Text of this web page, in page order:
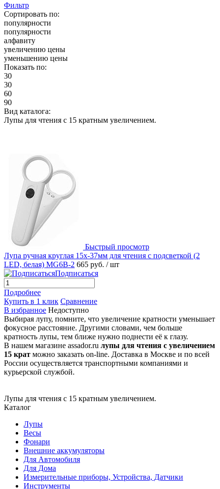
Фильтр
Сортировать по:
популярности
популярности
алфавиту
увеличению цены
уменьшению цены
Показать по:
30
30
60
90
Вид каталога:
Лупы для чтения с 15 кратным увеличением.
Быстрый просмотр
Лупа ручная круглая 15х-37мм для чтения с подсветкой (2
LED, белая) MG6B-2 665 руб. / шт
Подписаться
Подробнее
Купить в 1 клик Сравнение
В избранное Недоступно
Выбирая лупу, помните, что увеличение кратности уменьшает
фокусное расстояние. Другими словами, чем больше
кратность лупы, тем ближе нужно поднести её к глазу.
В нашем магазине assador.ru лупы для чтения с увеличением
15 крат можно заказать on-line. Доставка в Москве и по всей
России осуществляется транспортными компаниями и
курьерской службой.
Лупы для чтения с 15 кратным увеличением.
Каталог
Лупы
Весы
Фонари
Внешние аккумуляторы
Для Автомобиля
Для Дома
Измерительные приборы, Устройства, Датчики
Инструменты